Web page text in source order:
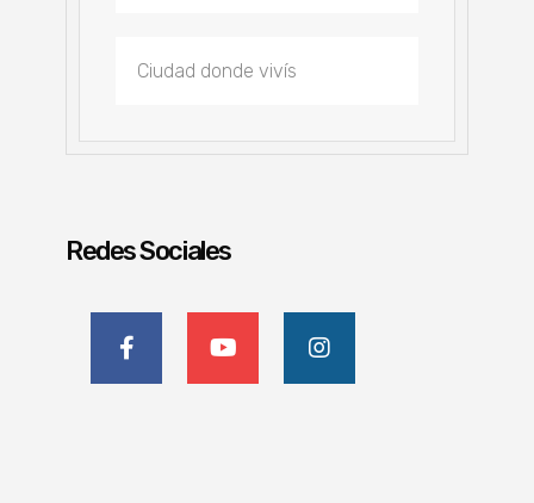
Redes Sociales